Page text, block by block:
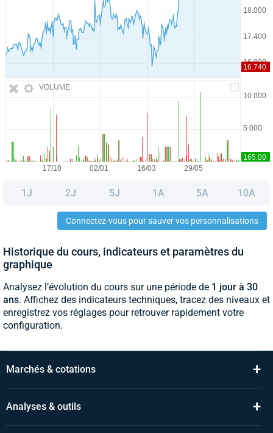
VOLUME
1J 2J 5J 1A 5A 10A
Connectez-vous pour sauver vos personnalisations
Historique du cours, indicateurs et paramètres du
graphique
Analysez l’évolution du cours sur une période de 1 jour à 30
ans. Affichez des indicateurs techniques, tracez des niveaux et
enregistrez vos réglages pour retrouver rapidement votre
configuration.
Marchés & cotations +
Analyses & outils +